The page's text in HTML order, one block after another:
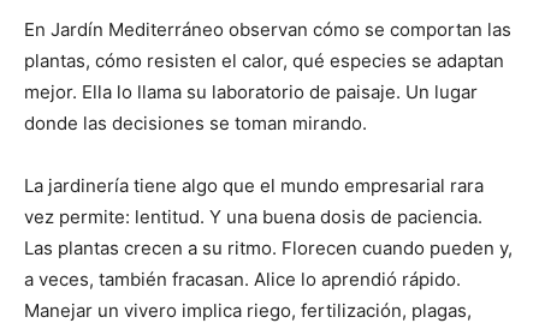
En Jardín Mediterráneo observan cómo se comportan las
plantas, cómo resisten el calor, qué especies se adaptan
mejor. Ella lo llama su laboratorio de paisaje. Un lugar
donde las decisiones se toman mirando.
La jardinería tiene algo que el mundo empresarial rara
vez permite: lentitud. Y una buena dosis de paciencia.
Las plantas crecen a su ritmo. Florecen cuando pueden y,
a veces, también fracasan. Alice lo aprendió rápido.
Manejar un vivero implica riego, fertilización, plagas,